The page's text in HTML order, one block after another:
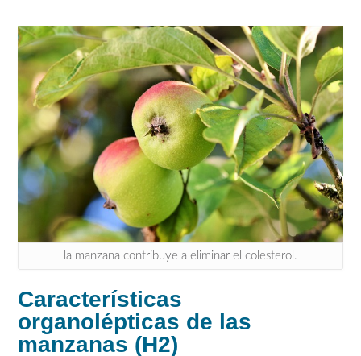
la manzana contribuye a eliminar el colesterol.
Características
organolépticas de las
manzanas (H2)